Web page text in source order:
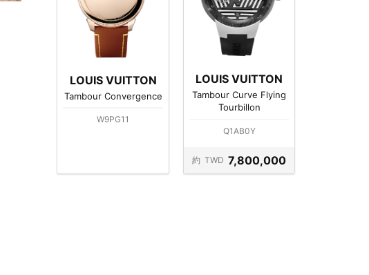
LOUIS VUITTON
Tambour Convergence
W9PG11
LOUIS VUITTON
Tambour Curve Flying
Tourbillon
Q1AB0Y
約 TWD 7,800,000